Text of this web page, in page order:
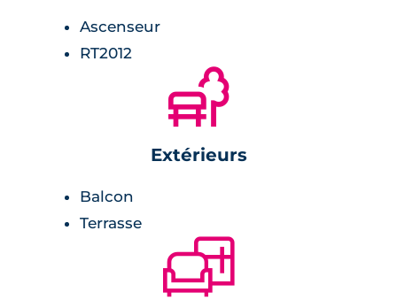
communes. Autrement, un vidéophone est
installée à l'entrée de la résidence.
Environnement
bibliothèque à 8 minutes,
arrêt de bus à 100 mètres,
centre-ville de Rennes à 10 minutes.
Ascenseur
RT2012
🌲
Extérieurs
Balcon
Terrasse
🛋